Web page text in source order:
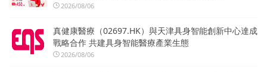
2026/08/06
真健康醫療（02697.HK）與天津具身智能創新中心達成
戰略合作 共建具身智能醫療產業生態
2026/08/06